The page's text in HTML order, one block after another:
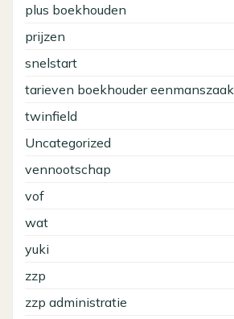
plus boekhouden
prijzen
snelstart
tarieven boekhouder eenmanszaak
twinfield
Uncategorized
vennootschap
vof
wat
yuki
zzp
zzp administratie